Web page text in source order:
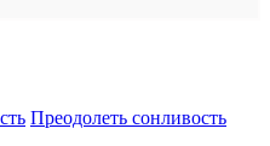
Преодолеть сонливость